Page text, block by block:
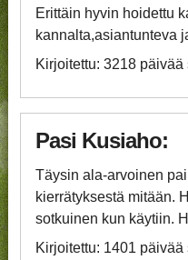
Erittäin hyvin hoidettu
kannalta,asiantunteva
Kirjoitettu: 3218 päivää
Pasi Kusiaho:
Täysin ala-arvoinen
kierrätyksestä mitään.
sotkuinen kun käytiin.
Kirjoitettu: 1401 päivää